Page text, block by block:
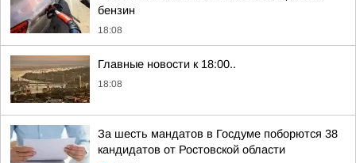
бензин
18:08
Главные новости к 18:00..
18:08
За шесть мандатов в Госдуме поборются 38
кандидатов от Ростовской области